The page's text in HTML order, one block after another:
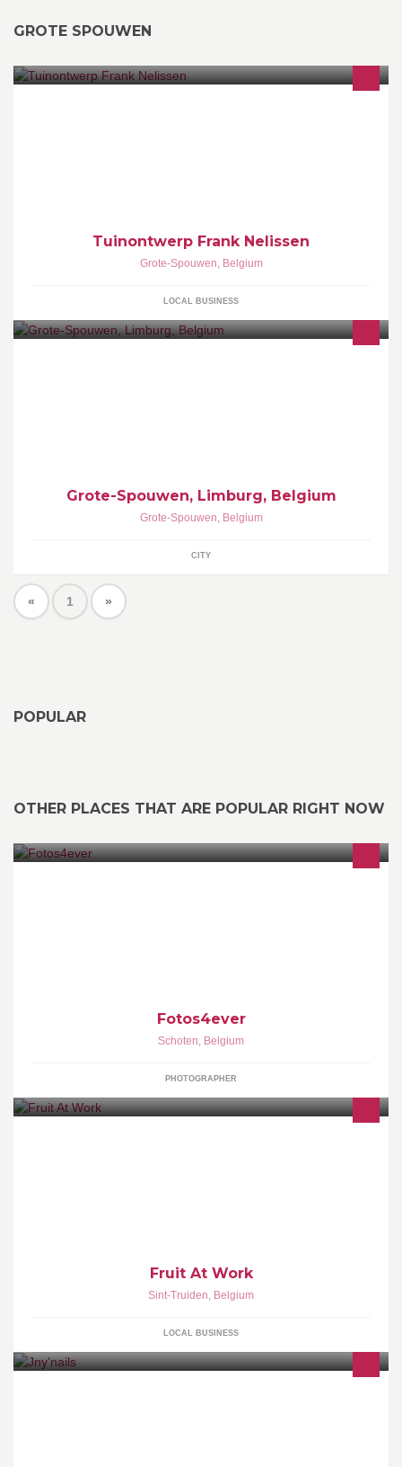
GROTE SPOUWEN
Tuinontwerp Frank Nelissen
Grote-Spouwen, Belgium
LOCAL BUSINESS
Grote-Spouwen, Limburg, Belgium
Grote-Spouwen, Belgium
CITY
« 1 »
POPULAR
OTHER PLACES THAT ARE POPULAR RIGHT NOW
Fotos4ever
Schoten, Belgium
PHOTOGRAPHER
Fruit At Work
Sint-Truiden, Belgium
LOCAL BUSINESS